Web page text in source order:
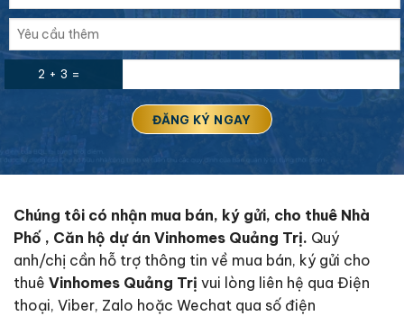
2 + 3 =
Chúng tôi có nhận mua bán, ký gửi, cho thuê Nhà
Phố , Căn hộ dự án Vinhomes Quảng Trị. Quý
anh/chị cần hỗ trợ thông tin về mua bán, ký gửi cho
thuê Vinhomes Quảng Trị vui lòng liên hệ qua Điện
thoại, Viber, Zalo hoặc Wechat qua số điện